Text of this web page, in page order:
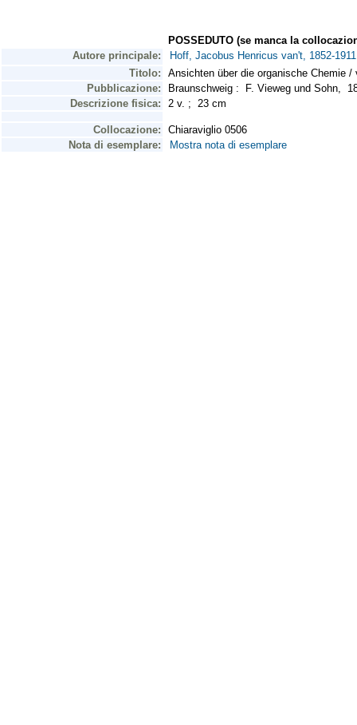
POSSEDUTO (se manca la
Autore principale:
Hoff, Jacobus Henricus van't, 1852-
Titolo:
Ansichten über die organische Chemie
Pubblicazione:
Braunschweig : F. Vieweg und Sohn,
Descrizione fisica:
2 v. ; 23 cm
Collocazione:
Chiaraviglio 0506
Nota di esemplare:
Mostra nota di esemplare